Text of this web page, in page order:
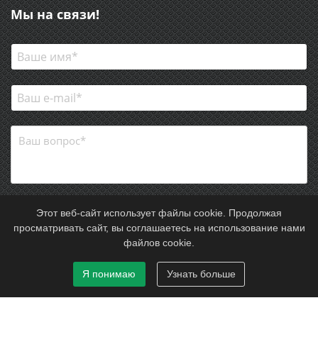
Мы на связи!
Перетащите файлы сюда Обзор
Согласие на обработку персональных данных
Этот веб-сайт использует файлы cookie. Продолжая
просматривать сайт, вы соглашаетесь на использование нами
файлов cookie.
Я понимаю Узнать больше